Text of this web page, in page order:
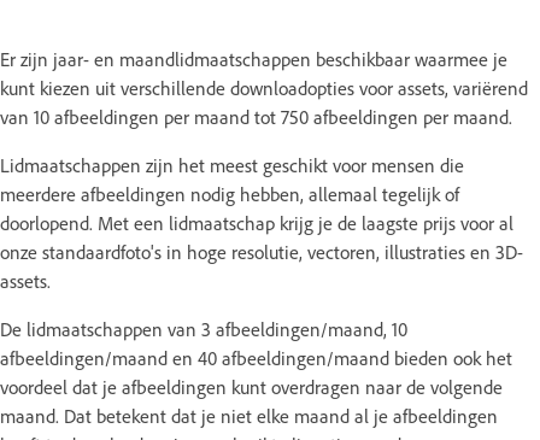
Er zijn jaar- en maandlidmaatschappen beschikbaar waarmee je
kunt kiezen uit verschillende downloadopties voor assets, variërend
van 10 afbeeldingen per maand tot 750 afbeeldingen per maand.
Lidmaatschappen zijn het meest geschikt voor mensen die
meerdere afbeeldingen nodig hebben, allemaal tegelijk of
doorlopend. Met een lidmaatschap krijg je de laagste prijs voor al
onze standaardfoto's in hoge resolutie, vectoren, illustraties en 3D-
assets.
De lidmaatschappen van 3 afbeeldingen/maand, 10
afbeeldingen/maand en 40 afbeeldingen/maand bieden ook het
voordeel dat je afbeeldingen kunt overdragen naar de volgende
maand. Dat betekent dat je niet elke maand al je afbeeldingen